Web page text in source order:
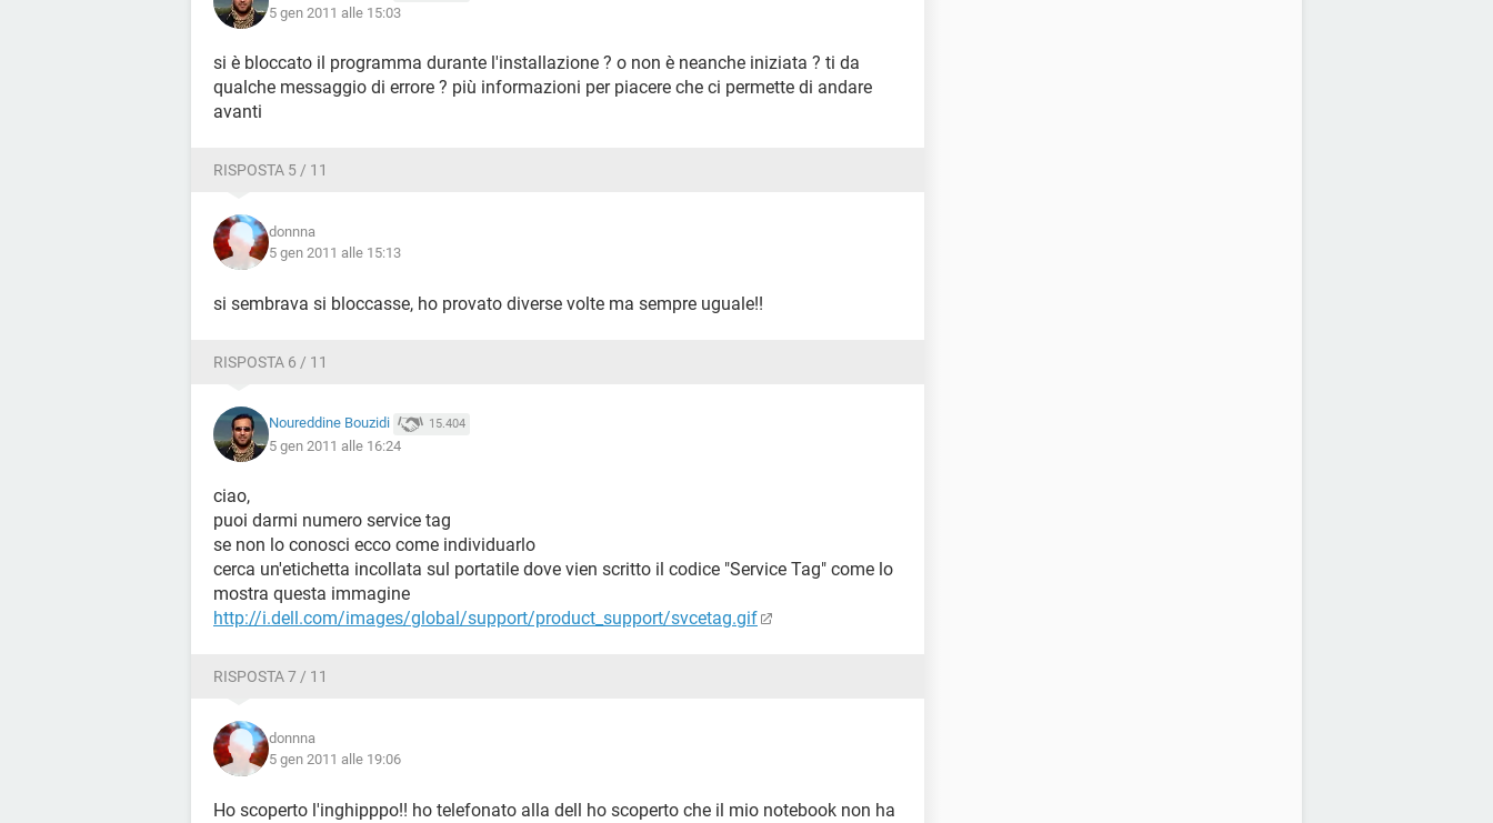
5 gen 2011 alle 15:03
si è bloccato il programma durante l'installazione ? o non è neanche iniziata ? ti da
qualche messaggio di errore ? più informazioni per piacere che ci permette di andare
avanti
RISPOSTA 5 / 11
donnna
5 gen 2011 alle 15:13
si sembrava si bloccasse, ho provato diverse volte ma sempre uguale!!
RISPOSTA 6 / 11
Noureddine Bouzidi 15.404
5 gen 2011 alle 16:24
ciao,
puoi darmi numero service tag
se non lo conosci ecco come individuarlo
cerca un'etichetta incollata sul portatile dove vien scritto il codice "Service Tag" come lo
mostra questa immagine
http://i.dell.com/images/global/support/product_support/svcetag.gif
RISPOSTA 7 / 11
donnna
5 gen 2011 alle 19:06
Ho scoperto l'inghipppo!! ho telefonato alla dell ho scoperto che il mio notebook non ha